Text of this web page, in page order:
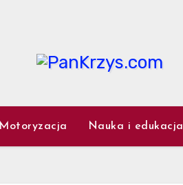
Motoryzacja Nauka i edukacja